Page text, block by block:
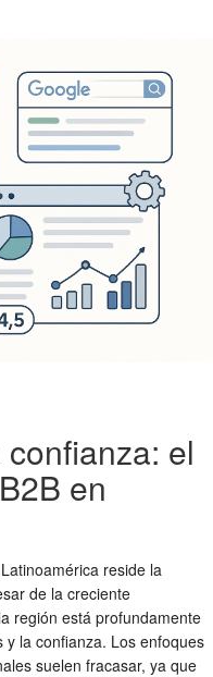
el
en
reside la
de la creciente
región está profundamente
la confianza. Los enfoques
suelen fracasar, ya que